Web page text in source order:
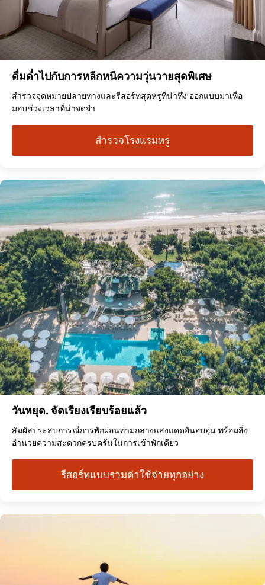
ดื่มด่ำไปกับการหลีกหนีความวุ่นวายสุดพิเศษ
สำรวจจุดหมายปลายทางและรีสอร์ทสุดหรูที่น่าทึ่ง ออกแบบมาเพื่อ
มอบช่วงเวลาที่น่าจดจำ
สำรวจโรงแรมหรู
วันหยุด. จัดเรียงเรียบร้อยแล้ว
สัมผัสประสบการณ์การพักผ่อนท่ามกลางแสงแดดอันอบอุ่น พร้อมสิ่ง
อำนวยความสะดวกครบครันในการเข้าพักเดียว
รีสอร์ทแบบรวมค่าใช้จ่ายทุกอย่าง